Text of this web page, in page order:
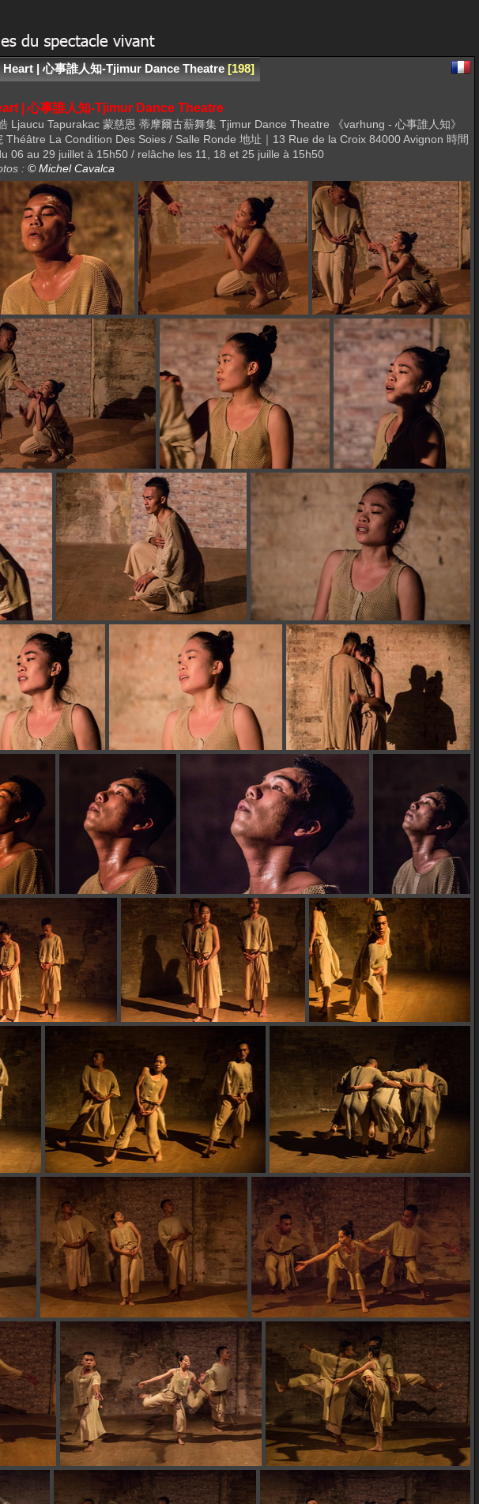
| 心事誰人知-Tjimur Dance Theatre 198
| 心事誰人知-Tjimur Dance Theatre
Tapurakac 蒙慈恩 蒂摩爾古薪舞集 Tjimur Dance Theatre 《varhung - 心事誰人知》
La Condition Des Soies / Salle Ronde 地址｜13 Rue de la Croix 84000 Avignon 時間
06 au 29 juillet à 15h50 / relâche les 11, 18 et 25 juille à 15h50
: © Michel Cavalca